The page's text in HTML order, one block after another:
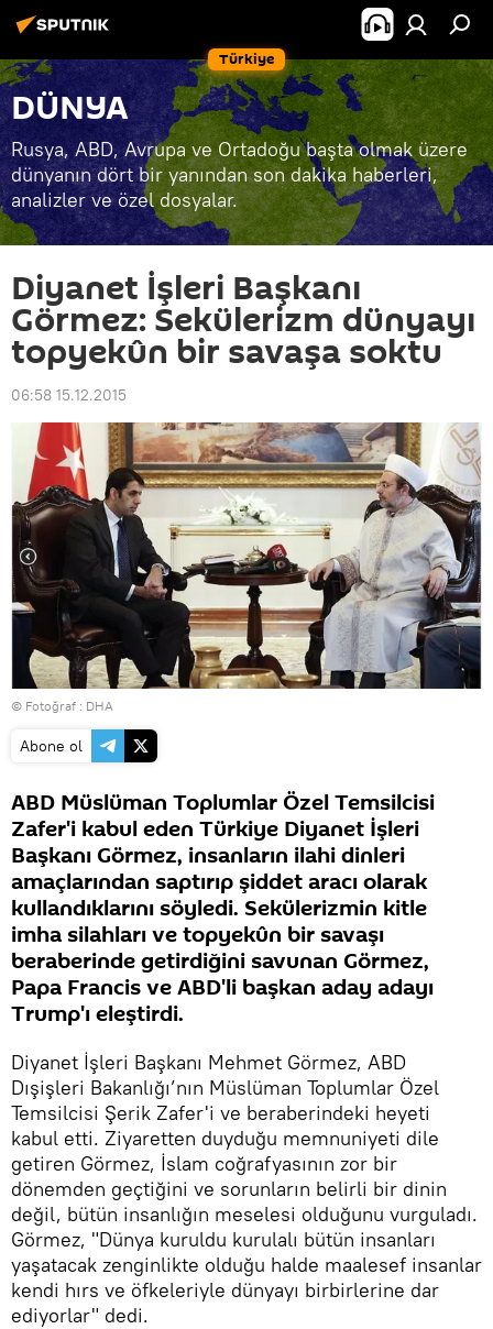
Türkiye
DÜNYA
Rusya, ABD, Avrupa ve Ortadoğu başta olmak üzere
dünyanın dört bir yanından son dakika haberleri,
analizler ve özel dosyalar.
Diyanet İşleri Başkanı
Görmez: Sekülerizm dünyayı
topyekûn bir savaşa soktu
06:58 15.12.2015
© Fotoğraf : DHA
Abone ol
ABD Müslüman Toplumlar Özel Temsilcisi
Zafer'i kabul eden Türkiye Diyanet İşleri
Başkanı Görmez, insanların ilahi dinleri
amaçlarından saptırıp şiddet aracı olarak
kullandıklarını söyledi. Sekülerizmin kitle
imha silahları ve topyekûn bir savaşı
beraberinde getirdiğini savunan Görmez,
Papa Francis ve ABD'li başkan aday adayı
Trump'ı eleştirdi.
Diyanet İşleri Başkanı Mehmet Görmez, ABD
Dışişleri Bakanlığı’nın Müslüman Toplumlar Özel
Temsilcisi Şerik Zafer'i ve beraberindeki heyeti
kabul etti. Ziyaretten duyduğu memnuniyeti dile
getiren Görmez, İslam coğrafyasının zor bir
dönemden geçtiğini ve sorunların belirli bir dinin
değil, bütün insanlığın meselesi olduğunu vurguladı.
Görmez, "Dünya kuruldu kurulalı bütün insanları
yaşatacak zenginlikte olduğu halde maalesef insanlar
kendi hırs ve öfkeleriyle dünyayı birbirlerine dar
ediyorlar" dedi.